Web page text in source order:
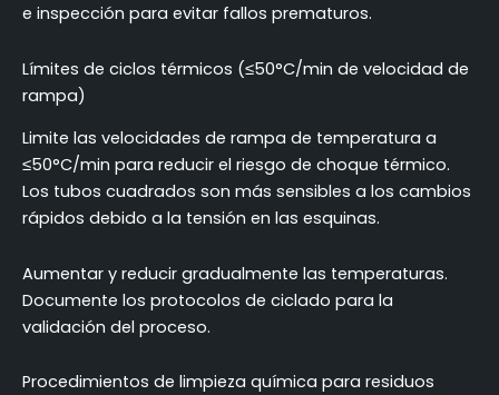
e inspección para evitar fallos prematuros.
Límites de ciclos térmicos (≤50°C/min de velocidad de
rampa)
Limite las velocidades de rampa de temperatura a
≤50°C/min para reducir el riesgo de choque térmico.
Los tubos cuadrados son más sensibles a los cambios
rápidos debido a la tensión en las esquinas.
Aumentar y reducir gradualmente las temperaturas.
Documente los protocolos de ciclado para la
validación del proceso.
Procedimientos de limpieza química para residuos